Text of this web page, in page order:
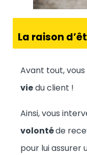
La raison
Avant tout,
viedu client !
Ainsi, vous
volontéde
pour lui assurer